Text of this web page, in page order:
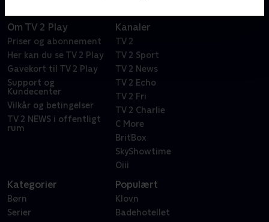
Om TV 2 Play
Priser og abonnement
Her kan du se TV 2 Play
Gavekort til TV 2 Play
Support og
Kundecenter
Vilkår og betingelser
TV 2 NEWS i offentligt
rum
Kanaler
TV 2
TV 2 Sport
TV 2 News
TV 2 Echo
TV 2 Fri
TV 2 Charlie
C More
BritBox
SkyShowtime
Oiii
Kategorier
Børn
Serier
Populært
Klovn
Badehotellet